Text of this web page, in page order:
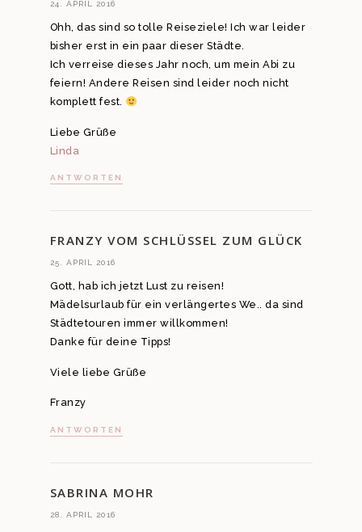
24. APRIL 2016
Ohh, das sind so tolle Reiseziele! Ich war leider
bisher erst in ein paar dieser Städte.
Ich verreise dieses Jahr noch, um mein Abi zu
feiern! Andere Reisen sind leider noch nicht
komplett fest.
Liebe Grüße
Linda
ANTWORTEN
FRANZY VOM SCHLÜSSEL ZUM GLÜCK
25. APRIL 2016
Gott, hab ich jetzt Lust zu reisen!
Mädelsurlaub für ein verlängertes We.. da sind
Städtetouren immer willkommen!
Danke für deine Tipps!
Viele liebe Grüße
Franzy
ANTWORTEN
SABRINA MOHR
28. APRIL 2016